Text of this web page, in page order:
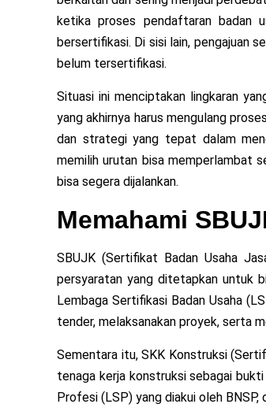
ketika proses pendaftaran badan
bersertifikasi. Di sisi lain, pengajuan
belum tersertifikasi.
Situasi ini menciptakan lingkaran
yang akhirnya harus mengulang
dan strategi yang tepat dalam
memilih urutan bisa memperlambat
bisa segera dijalankan.
Memahami
SBUJK (Sertifikat Badan Usaha
persyaratan yang ditetapkan untuk
Lembaga Sertifikasi Badan Usaha
tender, melaksanakan proyek, serta
Sementara itu, SKK Konstruksi
tenaga kerja konstruksi sebagai
Profesi (LSP) yang diakui oleh